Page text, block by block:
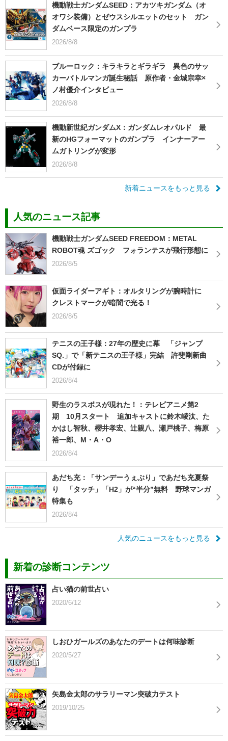
機動戦士ガンダムSEED：アカツキガンダム（オ
オワシ装備）とゼウスシルエットのセット ガン
ダムベース限定のガンプラ
2026/8/8
ブルーロック：キラキラとギラギラ 異色のサッ
カーバトルマンガ誕生秘話 原作者・金城宗幸×
ノ村優介インタビュー
2026/8/8
機動新世紀ガンダムX：ガンダムレオパルド 最
新のHGフォーマットのガンプラ インナーアー
ムガトリングが変形
2026/8/8
新着ニュースをもっと見る
人気のニュース記事
機動戦士ガンダムSEED FREEDOM：METAL
ROBOT魂 ズゴック フォランテスが飛行形態に
2026/8/5
仮面ライダーアギト：オルタリングが腕時計に
クレストマークが暗闇で光る！
2026/8/5
テニスの王子様：27年の歴史に幕 「ジャンプ
SQ.」で「新テニスの王子様」完結 許斐剛新曲
CDが付録に
2026/8/4
野生のラスボスが現れた！：テレビアニメ第2
期 10月スタート 追加キャストに鈴木崚汰、た
かはし智秋、櫻井孝宏、辻親八、瀬戸桃子、梅原
裕一郎、M・A・O
2026/8/4
あだち充：「サンデーうぇぶり」であだち充夏祭
り 「タッチ」「H2」が“半分”無料 野球マンガ
特集も
2026/8/4
人気のニュースをもっと見る
新着の診断コンテンツ
占い猫の前世占い
2020/6/12
しおひガールズのあなたのデートは何味診断
2020/5/27
矢島金太郎のサラリーマン突破力テスト
2019/10/25